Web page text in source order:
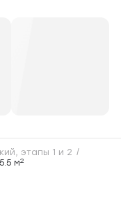
этапы 1 и 2
м2